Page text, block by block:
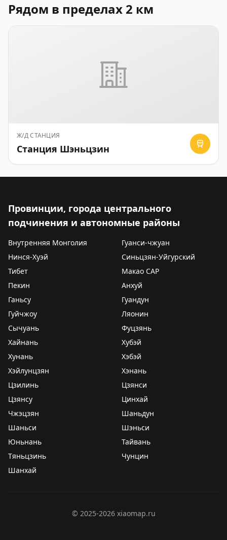
Рядом в пределах 2 км
Ж/Д СТАНЦИЯ
Станция Шэньцзин
Провинции, города центрального
подчинения и автономные районы
Внутренняя Монголия
Гуанси-чжуан
Нинся-Хуэй
Синьцзян-Уйгурский
Тибет
Макао САР
Пекин
Анхуй
Ганьсу
Гуандун
Гуйчжоу
Ляонин
Сычуань
Фуцзянь
Хайнань
Хубэй
Хунань
Хэбэй
Хэйлунцзян
Хэнань
Цзилинь
Цзянси
Цзянсу
Цинхай
Чжэцзян
Шаньдун
Шаньси
Шэньси
Юньнань
Тайвань
Тяньцзинь
Чунцин
Шанхай
© 2025-2026 xiaomap.ru